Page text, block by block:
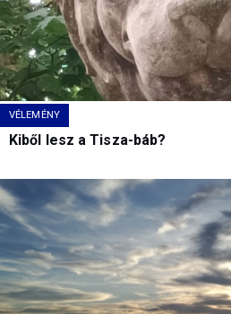
VÉLEMÉNY
Kiből lesz a Tisza-báb?